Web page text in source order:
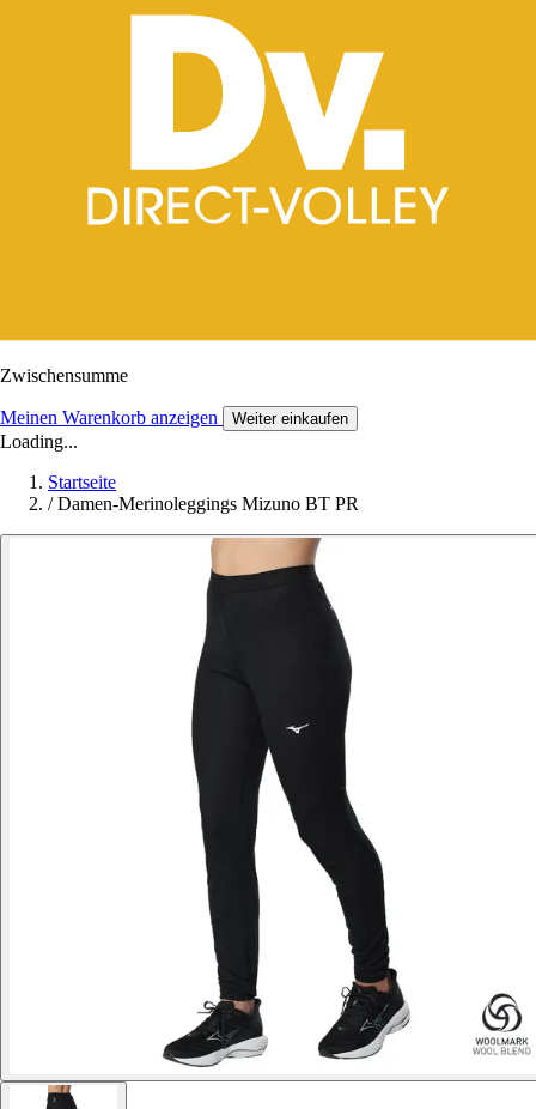
Zwischensumme
Meinen Warenkorb anzeigen Weiter einkaufen
Loading...
Startseite
/ Damen-Merinoleggings Mizuno BT PR